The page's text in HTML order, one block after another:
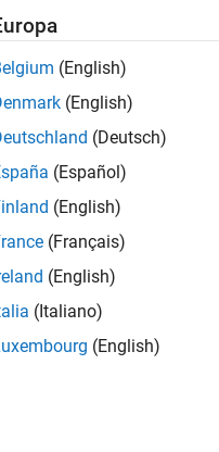
MAAB — a
— a
Versions
a
blocks shall not be used in
(English)
(English)
(Deutsch)
(Español)
(English)
(Français)
(English)
(Italiano)
(English)